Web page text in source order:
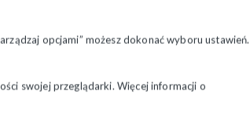
opcjami” możesz dokonać wyboru ustawień.
swojej przeglądarki. Więcej informacji o